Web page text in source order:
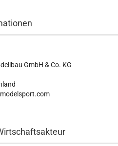
GmbH & Co. KG